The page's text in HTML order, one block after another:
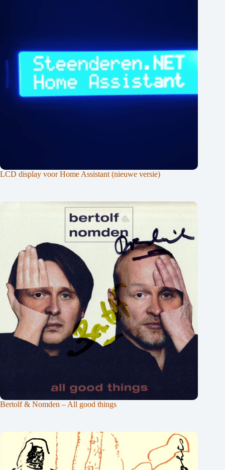
LCD display voor Home Assistant (nieuwe versie)
Bertolf & Nomden – All good things